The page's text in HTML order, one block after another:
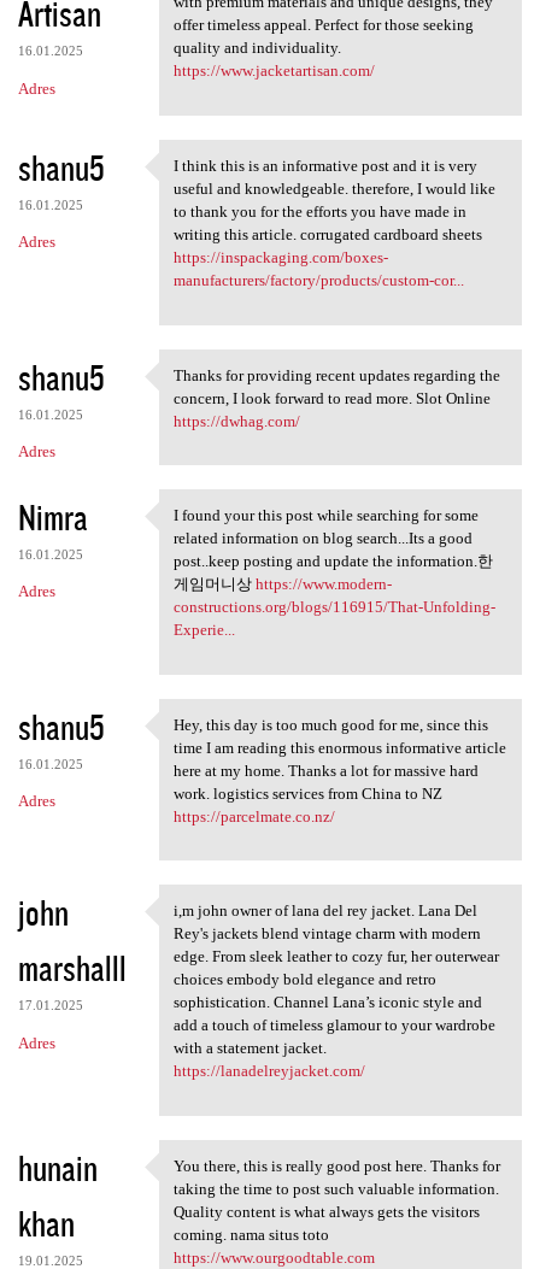
Artisan
16.01.2025
Adres
offer timeless appeal. Perfect for those seeking
quality and individuality.
https://www.jacketartisan.com/
shanu5
16.01.2025
Adres
I think this is an
I think this is an informative post and it is very
useful and knowledgeable. therefore, I would like
to thank you for the efforts you have made in
writing this article. corrugated cardboard sheets
https://inspackaging.com/boxes-
manufacturers/factory/products/custom-cor...
shanu5
16.01.2025
Adres
Thanks for providing recent
Thanks for providing recent updates regarding the
concern, I look forward to read more. Slot Online
https://dwhag.com/
Nimra
16.01.2025
Adres
I found your this post while
I found your this post while searching for some
related information on blog search...Its a good
post..keep posting and update the information.한
게임머니상 https://www.modern-
constructions.org/blogs/116915/That-Unfolding-
Experie...
shanu5
16.01.2025
Adres
Hey, this day is too much
Hey, this day is too much good for me, since this
time I am reading this enormous informative article
here at my home. Thanks a lot for massive hard
work. logistics services from China to NZ
https://parcelmate.co.nz/
john
marshalll
17.01.2025
Adres
i,m john owner of lana del
i,m john owner of lana del rey jacket. Lana Del
Rey's jackets blend vintage charm with modern
edge. From sleek leather to cozy fur, her outerwear
choices embody bold elegance and retro
sophistication. Channel Lana’s iconic style and
add a touch of timeless glamour to your wardrobe
with a statement jacket.
https://lanadelreyjacket.com/
hunain
khan
19.01.2025
You there, this is really
You there, this is really good post here. Thanks for
taking the time to post such valuable information.
Quality content is what always gets the visitors
coming. nama situs toto
https://www.ourgoodtable.com